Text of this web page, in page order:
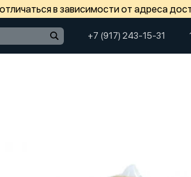
в зависимости от адреса
+7 (917) 243-15-31